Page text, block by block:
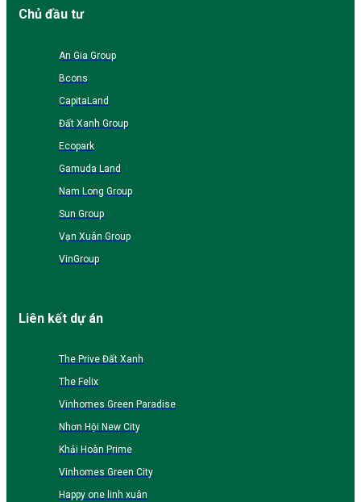
Chủ đầu tư
An Gia Group
Bcons
CapitaLand
Đất Xanh Group
Ecopark
Gamuda Land
Nam Long Group
Sun Group
Vạn Xuân Group
VinGroup
Liên kết dự án
The Prive Đất Xanh
The Felix
Vinhomes Green Paradise
Nhơn Hội New City
Khải Hoàn Prime
Vinhomes Green City
Happy one linh xuân